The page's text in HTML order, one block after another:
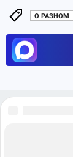
О РАЗНОМ